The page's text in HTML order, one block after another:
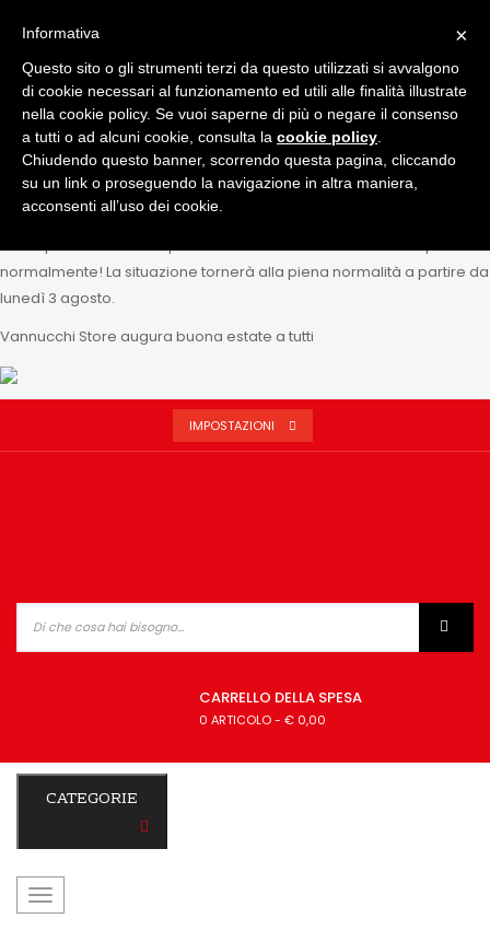
ATTENZIONE
Gentili clienti,
vogliamo informarvi che da lunedì 20 a venerdì 31 luglio il nostro
servizio di spedizione potrebbe subire alcuni ritardi rispetto ai tempi
Lo shop rimane attivo e potrete continuare a fare i vostri acquisti
normalmente! La situazione tornerà alla piena normalità a partire da
lunedì 3 agosto.
Vannucchi Store augura buona estate a tutti
IMPOSTAZIONI
CARRELLO DELLA SPESA
0 ARTICOLO- € 0,00
CATEGORIE
navigazione
×
Informativa
Questo sito o gli strumenti terzi da questo utilizzati si avvalgono
di cookie necessari al funzionamento ed utili alle finalità illustrate
nella cookie policy. Se vuoi saperne di più o negare il consenso
a tutti o ad alcuni cookie, consulta la cookie policy
Chiudendo questo banner, scorrendo questa pagina, cliccando
su un link o proseguendo la navigazione in altra maniera,
acconsenti all’uso dei cookie.